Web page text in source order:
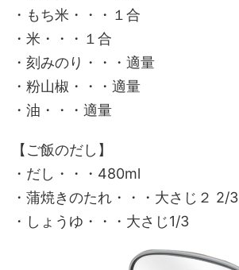
・もち米・・・１合
・米・・・１合
・刻みのり・・・適量
・粉山椒・・・適量
・油・・・適量
【ご飯のだし】
・だし・・・480ml
・蒲焼きのたれ・・・大さじ２ 2/3
・しょうゆ・・・大さじ1/3